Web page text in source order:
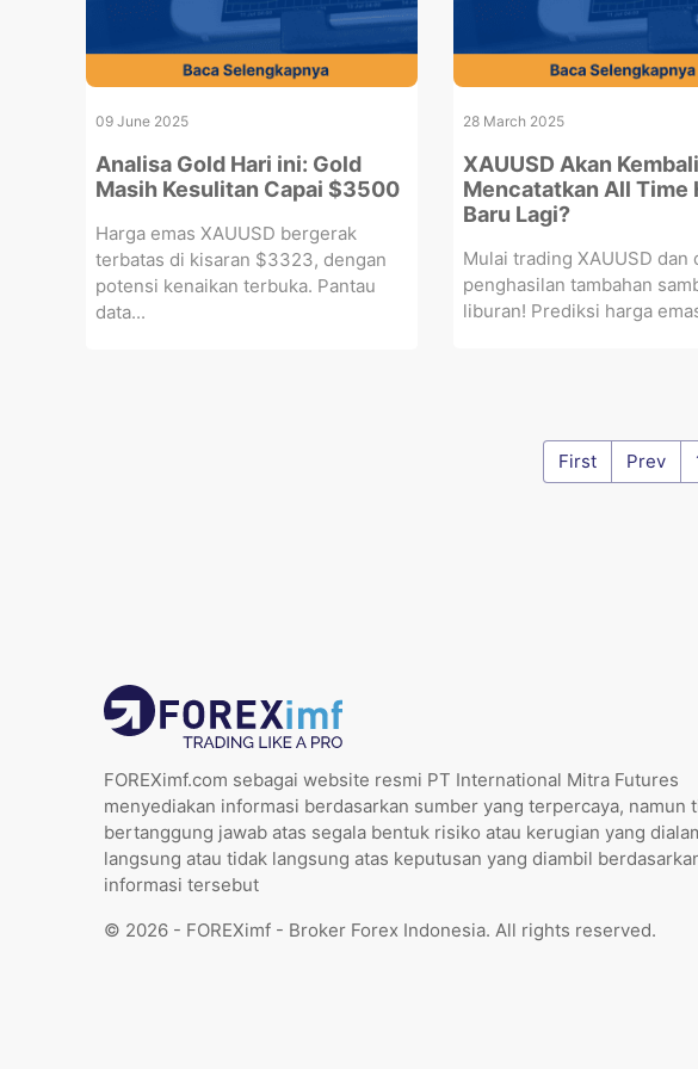
09 June 2025
Analisa Gold Hari ini: Gold
Masih Kesulitan Capai $3500
Harga emas XAUUSD bergerak
terbatas di kisaran $3323, dengan
potensi kenaikan terbuka. Pantau
data...
28 March 2025
XAUUSD Akan Kembali
Mencatatkan All Time
Baru Lagi?
Mulai trading XAUUSD dan
penghasilan tambahan
liburan! Prediksi harga
First Prev
FOREXimf.com sebagai website resmi PT International Mitra Futures
menyediakan informasi berdasarkan sumber yang terpercaya, namun
bertanggung jawab atas segala bentuk risiko atau kerugian yang
langsung atau tidak langsung atas keputusan yang diambil
informasi tersebut
© 2026 - FOREXimf - Broker Forex Indonesia. All rights reserved.